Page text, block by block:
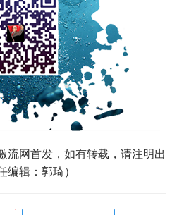
流网首发，如有转载，请注明出
编辑：郭琦）